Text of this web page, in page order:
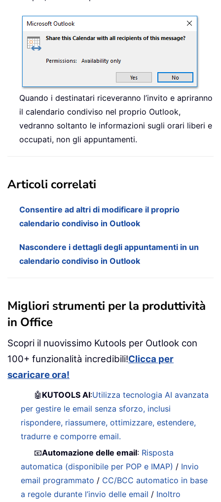
Quando i destinatari riceveranno l’invito e apriranno
il calendario condiviso nel proprio Outlook,
vedranno soltanto le informazioni sugli orari liberi e
occupati, non gli appuntamenti.
Articoli correlati
Consentire ad altri di modificare il proprio
calendario condiviso in Outlook
Nascondere i dettagli degli appuntamenti in un
calendario condiviso in Outlook
Migliori strumenti per la produttività
in Office
Scopri il nuovissimo Kutools per Outlook con
100+ funzionalità incredibili!Clicca per
scaricare ora!
🤖 KUTOOLS AI:Utilizza tecnologia AI avanzata
per gestire le email senza sforzo, inclusi
rispondere, riassumere, ottimizzare, estendere,
tradurre e comporre email.
📧Automazione delle email: Risposta
automatica (disponibile per POP e IMAP) / Invio
email programmato / CC/BCC automatico in base
a regole durante l’invio delle email / Inoltro